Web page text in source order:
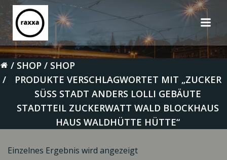
Inhalt
SHOP
SHOP
PRODUKTE VERSCHLAGWORTET MIT „ZUCKER
SÜSS STADT ANDERS LOLLI GEBÄUTE
STADTTEIL ZUCKERWATT WALD BLOCKHAUS
HAUS WALDHÜTTE HÜTTE“
Einzelnes Ergebnis wird angezeigt